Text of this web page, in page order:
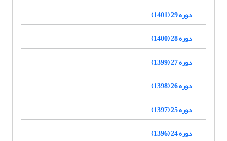
دوره 29 (1401)
دوره 28 (1400)
دوره 27 (1399)
دوره 26 (1398)
دوره 25 (1397)
دوره 24 (1396)